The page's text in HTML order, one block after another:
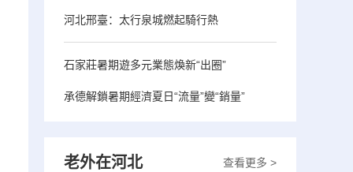
河北邢臺：太行泉城燃起騎行熱
石家莊暑期遊多元業態煥新“出圈”
承德解鎖暑期經濟夏日“流量”變“銷量”
查看更多 >
老外在河北